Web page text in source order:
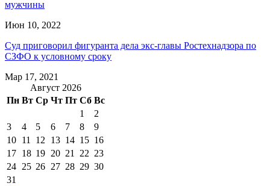
мужчины
Июн 10, 2022
Суд приговорил фигуранта дела экс-главы Ростехнадзора по
СЗФО к условному сроку
Мар 17, 2021
Август 2026
Пн Вт Ср Чт Пт Сб Вс
1
2
3
4 5 6 7 8
9
10 11 12 13 14 15 16
17 18 19 20 21 22 23
24 25 26 27 28 29 30
31